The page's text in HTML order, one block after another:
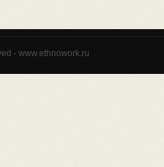
- www.ethnowork.ru